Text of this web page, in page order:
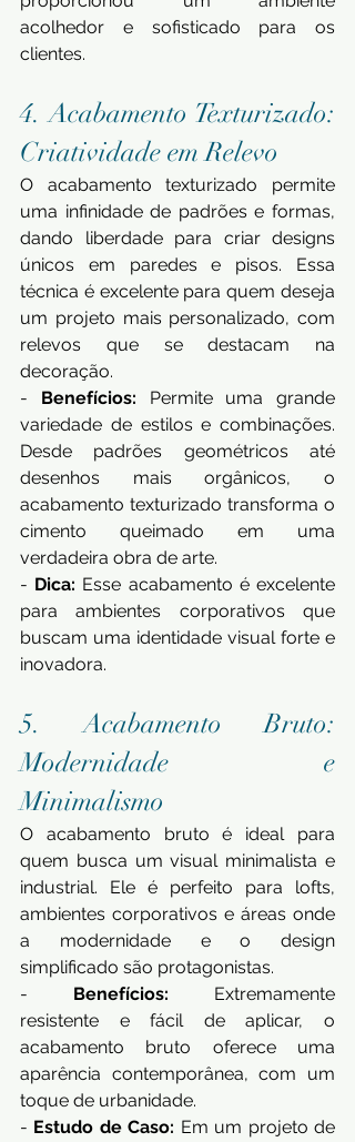
acolhedor e sofisticado para os
clientes.
4. Acabamento Texturizado:
Criatividade em Relevo
O acabamento texturizado permite
uma infinidade de padrões e formas,
dando liberdade para criar designs
únicos em paredes e pisos. Essa
técnica é excelente para quem deseja
um projeto mais personalizado, com
relevos que se destacam na
decoração.
- Benefícios: Permite uma grande
variedade de estilos e combinações.
Desde padrões geométricos até
desenhos mais orgânicos, o
acabamento texturizado transforma o
cimento queimado em uma
verdadeira obra de arte.
- Dica: Esse acabamento é excelente
para ambientes corporativos que
buscam uma identidade visual forte e
inovadora.
5. Acabamento Bruto:
Modernidade e
Minimalismo
O acabamento bruto é ideal para
quem busca um visual minimalista e
industrial. Ele é perfeito para lofts,
ambientes corporativos e áreas onde
a modernidade e o design
simplificado são protagonistas.
- Benefícios: Extremamente
resistente e fácil de aplicar, o
acabamento bruto oferece uma
aparência contemporânea, com um
toque de urbanidade.
- Estudo de Caso: Em um projeto de